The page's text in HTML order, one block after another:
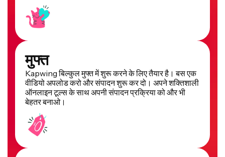
मुफ्त
Kapwing बिल्कुल मुफ्त में शुरू करने के लिए तैयार है। बस एक
वीडियो अपलोड करो और संपादन शुरू कर दो। अपने शक्तिशाली
ऑनलाइन टूल्स के साथ अपनी संपादन प्रक्रिया को और भी
बेहतर बनाओ।